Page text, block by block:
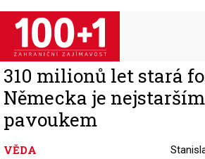
Přejít
hlavnímu
obsahu
310 milionů let stará
Německa je
pavoukem
VĚDA